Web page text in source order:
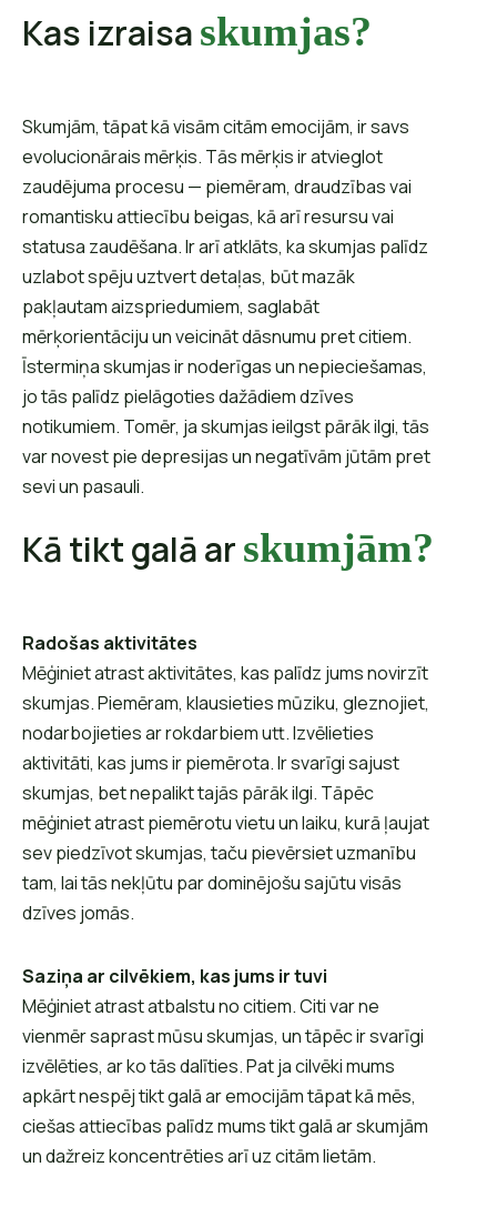
Kas izraisaskumjas?
Skumjām, tāpat kā visām citām emocijām, ir savs
evolucionārais mērķis. Tās mērķis ir atvieglot
zaudējuma procesu — piemēram, draudzības vai
romantisku attiecību beigas, kā arī resursu vai
statusa zaudēšana. Ir arī atklāts, ka skumjas palīdz
uzlabot spēju uztvert detaļas, būt mazāk
pakļautam aizspriedumiem, saglabāt
mērķorientāciju un veicināt dāsnumu pret citiem.
Īstermiņa skumjas ir noderīgas un nepieciešamas,
jo tās palīdz pielāgoties dažādiem dzīves
notikumiem. Tomēr, ja skumjas ieilgst pārāk ilgi, tās
var novest pie depresijas un negatīvām jūtām pret
sevi un pasauli.
Kā tikt galā arskumjām?
Radošas aktivitātes
Mēģiniet atrast aktivitātes, kas palīdz jums novirzīt
skumjas. Piemēram, klausieties mūziku, gleznojiet,
nodarbojieties ar rokdarbiem utt. Izvēlieties
aktivitāti, kas jums ir piemērota. Ir svarīgi sajust
skumjas, bet nepalikt tajās pārāk ilgi. Tāpēc
mēģiniet atrast piemērotu vietu un laiku, kurā ļaujat
sev piedzīvot skumjas, taču pievērsiet uzmanību
tam, lai tās nekļūtu par dominējošu sajūtu visās
dzīves jomās.
Saziņa ar cilvēkiem, kas jums ir tuvi
Mēģiniet atrast atbalstu no citiem. Citi var ne
vienmēr saprast mūsu skumjas, un tāpēc ir svarīgi
izvēlēties, ar ko tās dalīties. Pat ja cilvēki mums
apkārt nespēj tikt galā ar emocijām tāpat kā mēs,
ciešas attiecības palīdz mums tikt galā ar skumjām
un dažreiz koncentrēties arī uz citām lietām.